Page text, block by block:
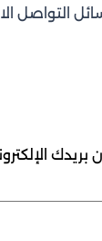
التواصل
بريدك